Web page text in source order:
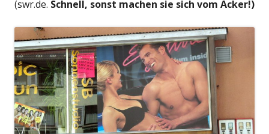
(swr.de. Schnell, sonst machen sie sich vom Acker!)